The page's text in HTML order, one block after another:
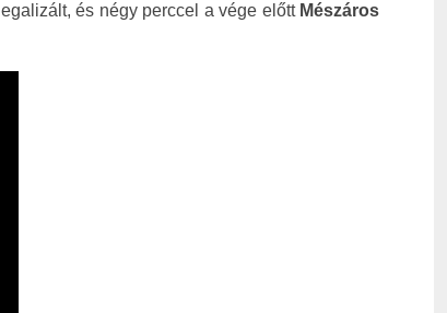
egalizált, és négy perccel a vége előtt Mészáros